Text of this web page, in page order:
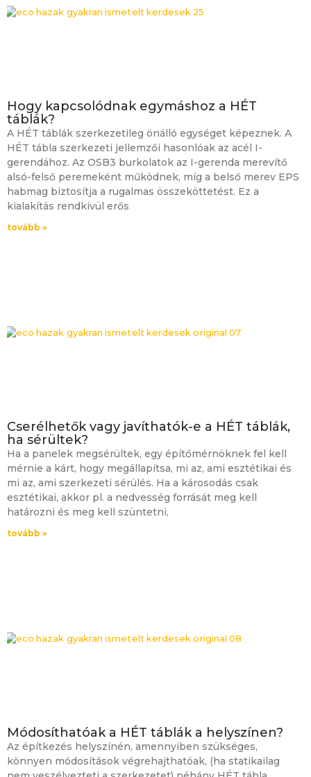
Hogy kapcsolódnak egymáshoz a HÉT
táblák?
A HÉT táblák szerkezetileg önálló egységet képeznek. A
HÉT tábla szerkezeti jellemzői hasonlóak az acél I-
gerendához. Az OSB3 burkolatok az I-gerenda merevítő
alsó-felső peremeként működnek, míg a belső merev EPS
habmag biztosítja a rugalmas összeköttetést. Ez a
kialakítás rendkívül erős
tovább »
Cserélhetők vagy javíthatók-e a HÉT táblák,
ha sérültek?
Ha a panelek megsérültek, egy építőmérnöknek fel kell
mérnie a kárt, hogy megállapítsa, mi az, ami esztétikai és
mi az, ami szerkezeti sérülés. Ha a károsodás csak
esztétikai, akkor pl. a nedvesség forrását meg kell
határozni és meg kell szüntetni,
tovább »
Módosíthatóak a HÉT táblák a helyszínen?
Az építkezés helyszínén, amennyiben szükséges,
könnyen módosítások végrehajthatóak, (ha statikailag